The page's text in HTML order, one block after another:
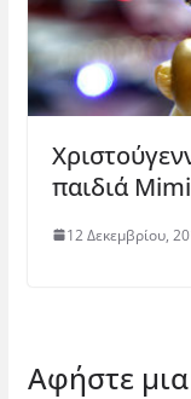
παιδιά
12 Δεκεμβρίου,
Αφήστε